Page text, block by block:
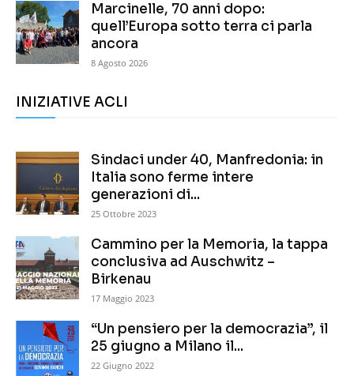
Marcinelle, 70 anni dopo:
quell’Europa sotto terra ci parla
ancora
8 Agosto 2026
INIZIATIVE ACLI
Sindaci under 40, Manfredonia: in
Italia sono ferme intere
generazioni di...
25 Ottobre 2023
Cammino per la Memoria, la tappa
conclusiva ad Auschwitz –
Birkenau
17 Maggio 2023
“Un pensiero per la democrazia”, il
25 giugno a Milano il...
22 Giugno 2022